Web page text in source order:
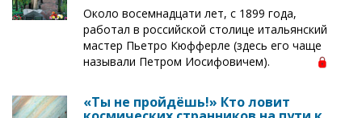
Около восемнадцати лет, с 1899 года,
работал в российской столице итальянский
мастер Пьетро Кюфферле (здесь его чаще
называли Петром Иосифовичем).
«Ты не пройдёшь!» Кто ловит